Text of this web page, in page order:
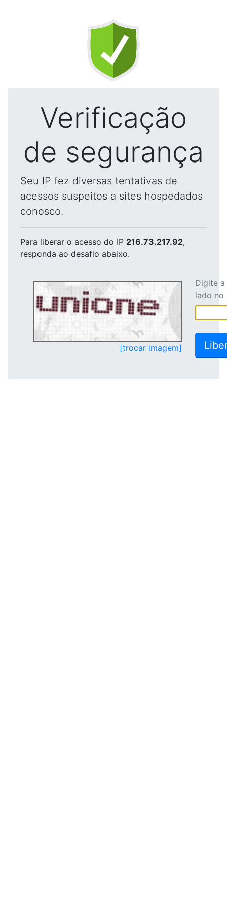
Verificação
de segurança
Seu IP fez diversas tentativas de
acessos suspeitos a sites hospedados
conosco.
Para liberar o acesso do IP 216.73.217.92,
responda ao desafio abaixo.
[trocar imagem]
Digite
lado no